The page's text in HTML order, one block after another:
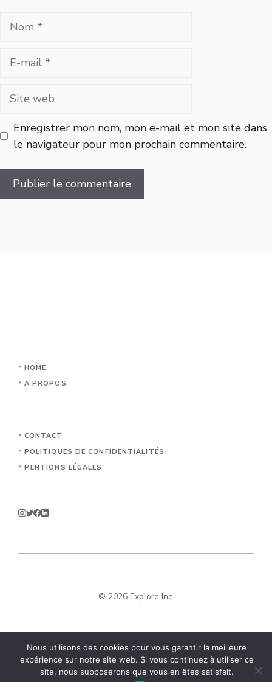
Nom
Site
Enregistrer mon nom, mon e-mail et mon site dans
le navigateur pour mon prochain commentaire.
HOME
A PROPOS
CONTACT
POLITIQUES DE CONFIDENTIALITÉS
MENTIONS LÉGALES
© 2026 Explore Inc.
Nous utilisons des cookies pour vous garantir la meilleure
expérience sur notre site web. Si vous continuez à utiliser ce
site, nous supposerons que vous en êtes satisfait.